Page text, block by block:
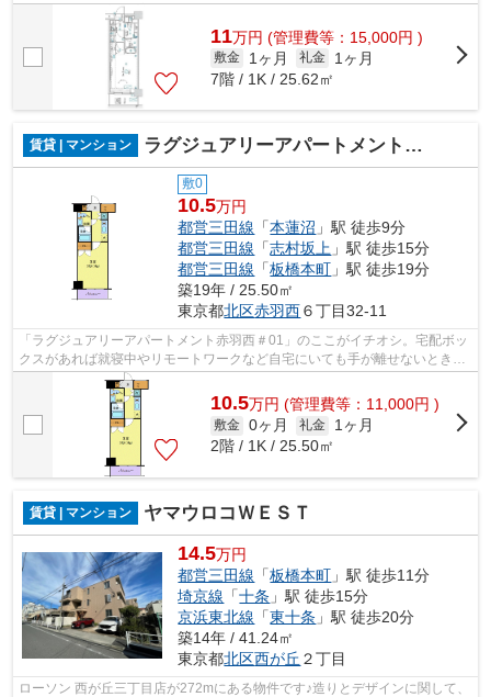
の発生を防げる、浴室乾燥機が付いて...
11万円 (管理費等：15,000円 )
敷金 1ヶ月 礼金
1ヶ月
7階 / 1K / 25.62㎡
賃貸 | マンション ラグジュアリーアパートメント赤羽西＃01
敷0
10.5万円
都営三田線 「本蓮沼 」駅 徒歩9分
都営三田線 「志村坂上 」駅 徒歩15分
都営三田線 「板橋本町 」駅 徒歩19分
築19年 / 25.50㎡
東京都北区赤羽西６丁目32-11
「ラグジュアリーアパートメント赤羽西＃01」のここがイチオシ。宅配ボッ
クスがあれば就寝中やリモートワークなど自宅にいても手が離せないとき
に、再配達の手間なしに荷物を受け取れ...
10.5万円 (管理費等：11,000円 )
敷金 0ヶ月 礼金
1ヶ月
2階 / 1K / 25.50㎡
賃貸 | マンション ヤマウロコＷＥＳＴ
14.5万円
都営三田線 「板橋本町 」駅 徒歩11分
埼京線 「十条 」駅 徒歩15分
京浜東北線 「東十条 」駅 徒歩20分
築14年 / 41.24㎡
東京都北区西が丘 ２丁目
ローソン 西が丘三丁目店が272mにある物件です♪造りとデザインに関して、